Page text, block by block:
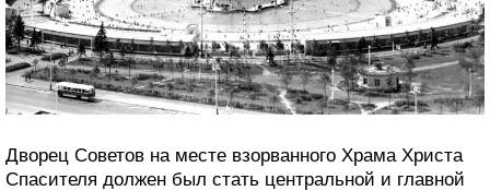
Дворец Советов на месте взорванного Храма Христа
Спасителя должен был стать центральной и главной